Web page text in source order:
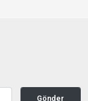
Gönder